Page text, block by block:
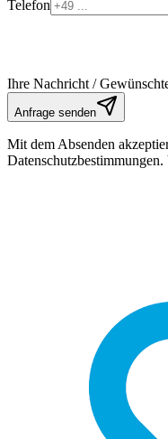
Telefon
Ihre Nachricht /
Anfrage senden
Mit dem Absenden